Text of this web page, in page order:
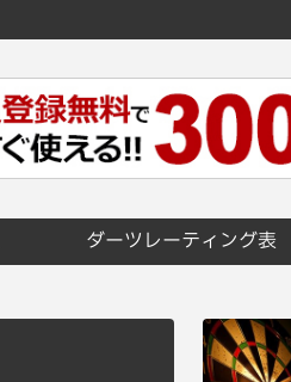
ダーツレーティング表